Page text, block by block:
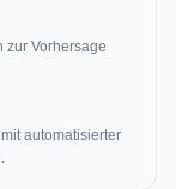
zur Vorhersage
automatisierter